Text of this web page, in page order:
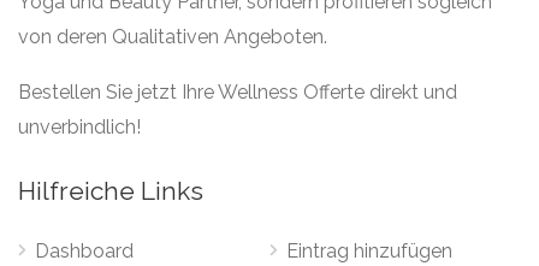
von deren Qualitativen Angeboten.
Bestellen Sie jetzt Ihre Wellness Offerte direkt und
unverbindlich!
Hilfreiche Links
Dashboard
Eintrag hinzufügen